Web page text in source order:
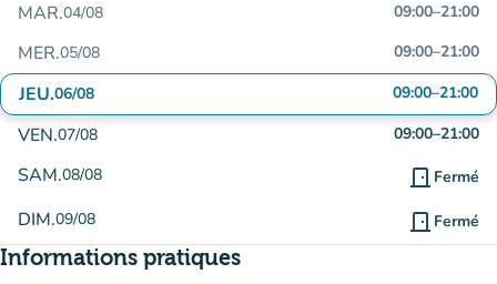
MAR.04/08 09:00–21:00
MER.05/08 09:00–21:00
JEU.06/08 09:00–21:00
VEN.07/08 09:00–21:00
SAM.08/08 door_front Fermé
DIM.09/08 door_front Fermé
Informations pratiques